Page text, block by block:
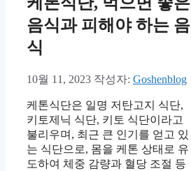
음식과 피해야 하는 음
식
10월 11, 2023 작성자: Goshenblog
케톤식단은 일명 저탄고지 식단,
키토제닉 식단, 키토 식단이라고
불리우며, 최근 큰 인기를 얻고 있
는 식단으로, 몸을 케톤 상태로 유
도하여 체중 감량과 혈당 조절 등